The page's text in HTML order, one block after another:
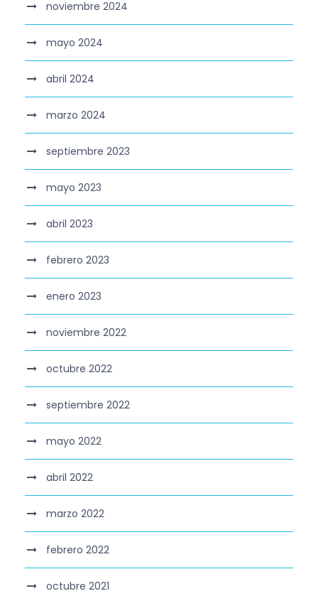
noviembre 2024
mayo 2024
abril 2024
marzo 2024
septiembre 2023
mayo 2023
abril 2023
febrero 2023
enero 2023
noviembre 2022
octubre 2022
septiembre 2022
mayo 2022
abril 2022
marzo 2022
febrero 2022
octubre 2021